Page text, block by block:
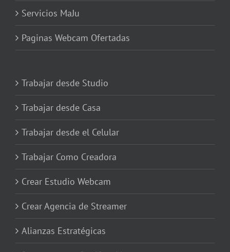
Servicios MaJu
Paginas Webcam Ofertadas
Trabajar desde Studio
Trabajar desde Casa
Trabajar desde el Celular
Trabajar Como Creadora
Crear Estudio Webcam
Crear Agencia de Streamer
Alianzas Estratégicas